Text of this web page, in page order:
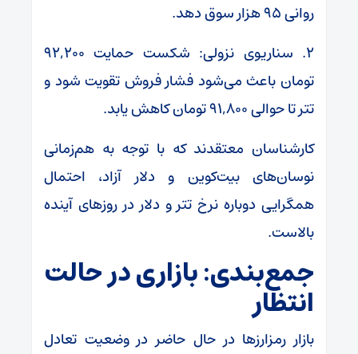
روانی ۹۵ هزار سوق دهد.
۲. سناریوی نزولی: شکست حمایت ۹۲,۲۰۰
تومان باعث می‌شود فشار فروش تقویت شود و
تتر تا حوالی ۹۱,۸۰۰ تومان کاهش یابد.
کارشناسان معتقدند که با توجه به هم‌زمانی
نوسان‌های بیت‌کوین و دلار آزاد، احتمال
همگرایی دوباره نرخ تتر و دلار در روزهای آینده
بالاست.
جمع‌بندی: بازاری در حالت
انتظار
بازار رمزارزها در حال حاضر در وضعیت تعادل